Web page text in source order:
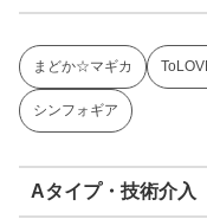
まどか☆マギカ
シンフォギア
Aタイプ・技術介入